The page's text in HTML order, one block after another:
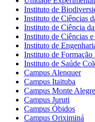
Instituto de
Instituto de Ciências
Instituto de Ciência
Instituto de Ciências
Instituto de
Instituto de
Instituto de Saúde
Campus Alenquer
Campus Itaituba
Campus Monte Alegre
Campus Juruti
Campus Óbidos
Campus Oriximiná